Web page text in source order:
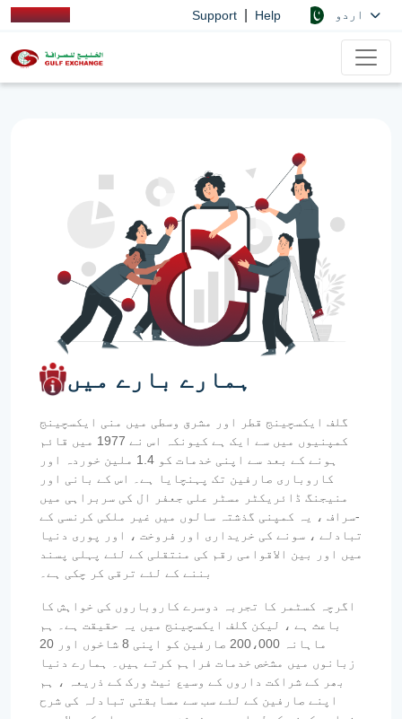
Support Help
ہمارے بارے میں
گلف ایکسچینج قطر اور مشرق وسطی میں منی ایکسچینج
کمپنیوں میں سے ایک ہے کیونکہ اس نے 1977 میں قائم
ہونے کے بعد سے اپنی خدمات کو 1.4 ملین خوردہ اور
کاروباری صارفین تک پہنچایا ہے۔ اس کے بانی اور
منیجنگ ڈائریکٹر مسٹر علی جعفر ال کی سربراہی میں
-سراف ، یہ کمپنی گذشتہ سالوں میں غیر ملکی کرنسی کے
تبادلے ، سونے کی خریداری اور فروخت ، اور پوری دنیا
میں اور بین الاقوامی رقم کی منتقلی کے لئے پہلی پسند
بننے کے لئے ترقی کر چکی ہے۔
اگرچہ کسٹمر کا تجربہ دوسرے کاروباروں کی خواہش کا
باعث ہے ، لیکن گلف ایکسچینج میں یہ حقیقت ہے۔ ہم
ماہانہ 200،000 صارفین کو اپنی 8 شاخوں اور 20
زبانوں میں مشخص خدمات فراہم کرتے ہیں۔ ہمارے دنیا
بھر کے شراکت داروں کے وسیع نیٹ ورک کے ذریعہ ، ہم
اپنے صارفین کے لئے سب سے مسابقتی تبادلہ کی شرح